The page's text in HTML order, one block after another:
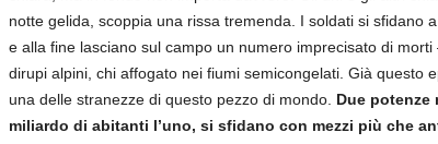
notte gelida, scoppia una rissa tremenda. I soldati si sfidano
e alla fine lasciano sul campo un numero imprecisato di
dirupi alpini, chi affogato nei fiumi semicongelati. Già questo
una delle stranezze di questo pezzo di mondo. Due potenze
miliardo di abitanti l’uno, si sfidano con mezzi più che